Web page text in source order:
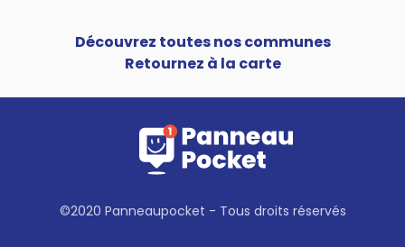
Découvrez toutes nos communes
Retournez à la carte
©2020 Panneaupocket - Tous droits réservés